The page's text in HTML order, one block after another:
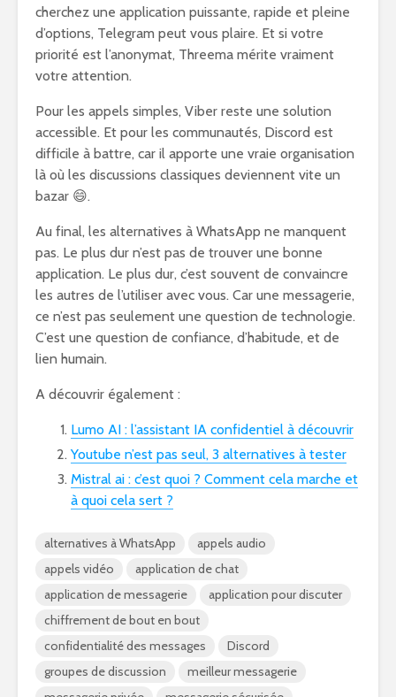
cherchez une application puissante, rapide et pleine
d’options, Telegram peut vous plaire. Et si votre
priorité est l’anonymat, Threema mérite vraiment
votre attention.
Pour les appels simples, Viber reste une solution
accessible. Et pour les communautés, Discord est
difficile à battre, car il apporte une vraie organisation
là où les discussions classiques deviennent vite un
bazar 😄.
Au final, les alternatives à WhatsApp ne manquent
pas. Le plus dur n’est pas de trouver une bonne
application. Le plus dur, c’est souvent de convaincre
les autres de l’utiliser avec vous. Car une messagerie,
ce n’est pas seulement une question de technologie.
C’est une question de confiance, d’habitude, et de
lien humain.
A découvrir également :
Lumo AI : l’assistant IA confidentiel à découvrir
Youtube n’est pas seul, 3 alternatives à tester
Mistral ai : c’est quoi ? Comment cela marche et
à quoi cela sert ?
alternatives à WhatsApp
appels audio
appels vidéo
application de chat
application de messagerie
application pour discuter
chiffrement de bout en bout
confidentialité des messages
Discord
groupes de discussion
meilleur messagerie